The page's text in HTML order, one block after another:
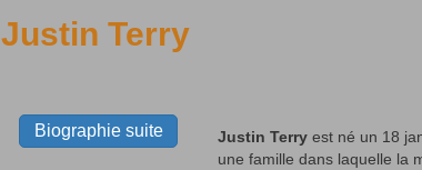
Justin Terry
Biographie suite Justin Terry est né un 18
une famille dans laquelle la